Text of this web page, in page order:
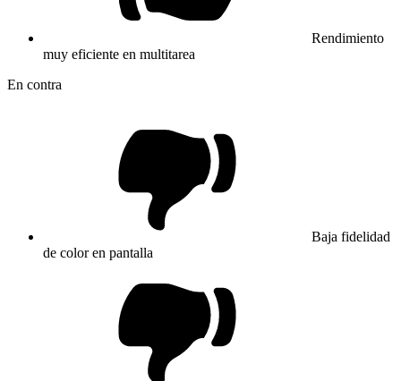
Rendimiento
muy eficiente en multitarea
En contra
Baja fidelidad
de color en pantalla